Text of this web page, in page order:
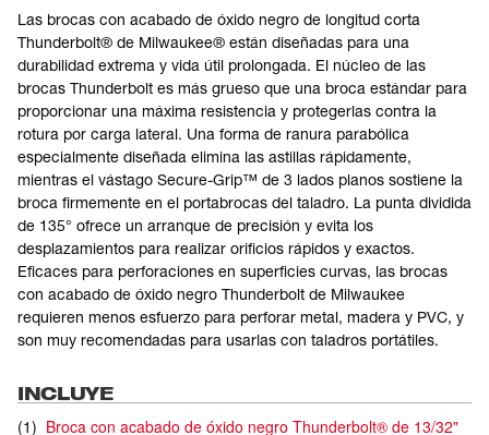
Las brocas con acabado de óxido negro de longitud corta
Thunderbolt® de Milwaukee® están diseñadas para una
durabilidad extrema y vida útil prolongada. El núcleo de las
brocas Thunderbolt es más grueso que una broca estándar para
proporcionar una máxima resistencia y protegerlas contra la
rotura por carga lateral. Una forma de ranura parabólica
especialmente diseñada elimina las astillas rápidamente,
mientras el vástago Secure-Grip™ de 3 lados planos sostiene la
broca firmemente en el portabrocas del taladro. La punta dividida
de 135° ofrece un arranque de precisión y evita los
desplazamientos para realizar orificios rápidos y exactos.
Eficaces para perforaciones en superficies curvas, las brocas
con acabado de óxido negro Thunderbolt de Milwaukee
requieren menos esfuerzo para perforar metal, madera y PVC, y
son muy recomendadas para usarlas con taladros portátiles.
INCLUYE
(1) Broca con acabado de óxido negro Thunderbolt® de 13/32"